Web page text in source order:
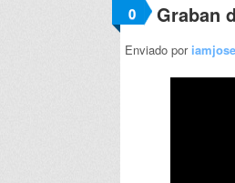
0 Graban
Enviado por